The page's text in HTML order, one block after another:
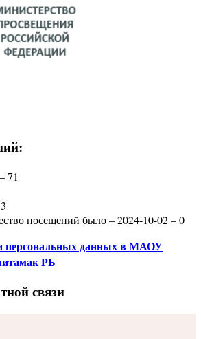
71
посещений было – 2024-10-02 – 0
персональных данныхв МАОУ
РБ
связи